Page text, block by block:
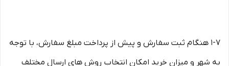
۱-۷ هنگام ثبت سفارش و پیش از پرداخت مبلغ سفارش، با توجه
به شهر و میزان خرید امکان انتخاب روش های ارسال مختلف